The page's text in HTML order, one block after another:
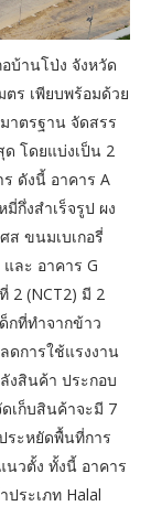
บ้านโป่ง จังหวัด
ร เพียบพร้อมด้วย
าตรฐาน จัดสรร
โดยแบ่งเป็น 2
ดังนี้ อาคาร A
กึ่งสำเร็จรูป ผง
ส ขนมเบเกอรี่
ละ อาคาร G
2 (NCT2) มี 2
กที่ทำจากข้าว
ดการใช้แรงงาน
งสินค้า ประกอบ
เก็บสินค้าจะมี 7
ระหยัดพื้นที่การ
นวตั้ง ทั้งนี้ อาคาร
ระเภท Halal